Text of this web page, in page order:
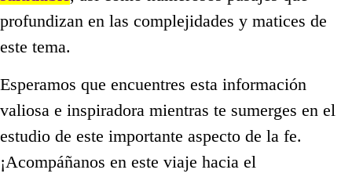
profundizan en las complejidades y matices de
este tema.
Esperamos que encuentres esta información
valiosa e inspiradora mientras te sumerges en el
estudio de este importante aspecto de la fe.
¡Acompáñanos en este viaje hacia el